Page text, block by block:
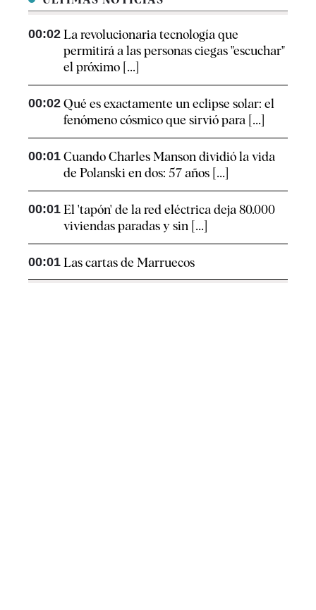
00:02 La revolucionaria tecnología que
permitirá a las personas ciegas "escuchar"
el próximo [...]
00:02 Qué es exactamente un eclipse solar: el
fenómeno cósmico que sirvió para [...]
00:01 Cuando Charles Manson dividió la vida
de Polanski en dos: 57 años [...]
00:01 El 'tapón' de la red eléctrica deja 80.000
viviendas paradas y sin [...]
00:01 Las cartas de Marruecos